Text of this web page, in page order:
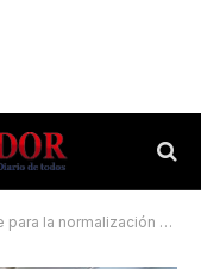
normalización partidaria